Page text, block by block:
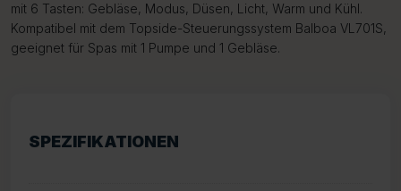
mit 6 Tasten: Gebläse, Modus, Düsen, Licht, Warm und Kühl.
Kompatibel mit dem Topside-Steuerungssystem Balboa VL701S,
geeignet für Spas mit 1 Pumpe und 1 Gebläse.
SPEZIFIKATIONEN